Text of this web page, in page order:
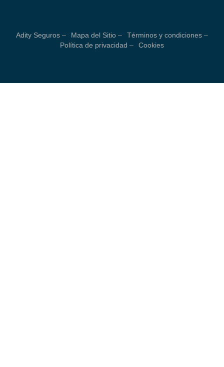
Adity Seguros – Mapa del Sitio –
Términos y condiciones –
Política de privacidad –
Cookies